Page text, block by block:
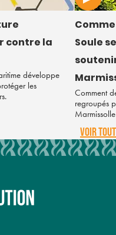
contre la
développe
les
Soule
Comment
regroupés
Marmissolle
VOIR TOUT